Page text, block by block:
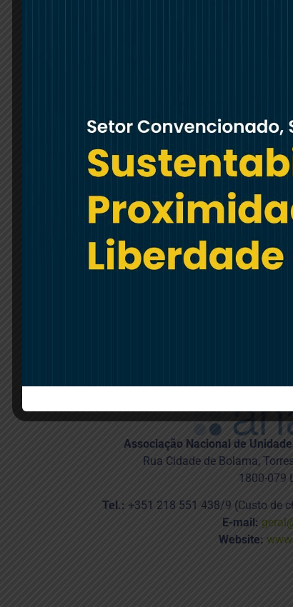
portuguesa, e a parte mais
com convenção, mais de 24 mil
Associação Nacional de
Rua Cidade de Bolama,
1800-079
Tel.: +351 218 551 438/9 (Custo de
E-mail:
Website: